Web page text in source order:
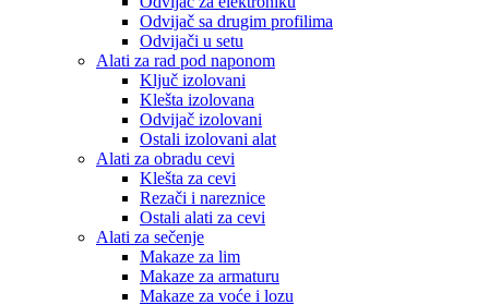
Odvijač sa drugim profilima
Odvijači u setu
Alati za rad pod naponom
Ključ izolovani
Klešta izolovana
Odvijač izolovani
Ostali izolovani alat
Alati za obradu cevi
Klešta za cevi
Rezači i nareznice
Ostali alati za cevi
Alati za sečenje
Makaze za lim
Makaze za armaturu
Makaze za voće i lozu